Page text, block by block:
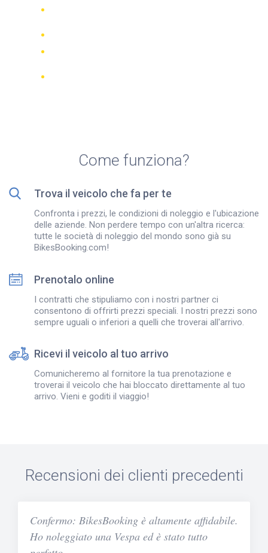
Come funziona?
Trova il veicolo che fa per te
Confronta i prezzi, le condizioni di noleggio e l'ubicazione
delle aziende. Non perdere tempo con un'altra ricerca:
tutte le società di noleggio del mondo sono già su
BikesBooking.com!
Prenotalo online
I contratti che stipuliamo con i nostri partner ci
consentono di offrirti prezzi speciali. I nostri prezzi sono
sempre uguali o inferiori a quelli che troverai all'arrivo.
Ricevi il veicolo al tuo arrivo
Comunicheremo al fornitore la tua prenotazione e
troverai il veicolo che hai bloccato direttamente al tuo
arrivo. Vieni e goditi il viaggio!
Recensioni dei clienti precedenti
Confermo: BikesBooking è altamente affidabile.
Ho noleggiato una Vespa ed è stato tutto